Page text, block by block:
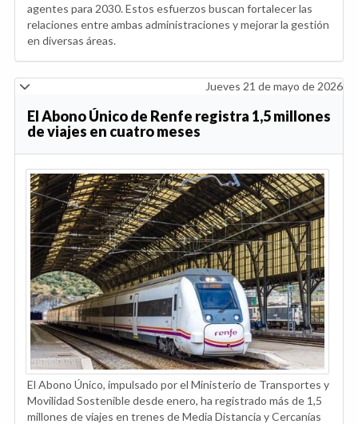
agentes para 2030. Estos esfuerzos buscan fortalecer las
relaciones entre ambas administraciones y mejorar la gestión
en diversas áreas.
Jueves 21 de mayo de 2026
El Abono Único de Renfe registra 1,5 millones
de viajes en cuatro meses
El Abono Único, impulsado por el Ministerio de Transportes y
Movilidad Sostenible desde enero, ha registrado más de 1,5
millones de viajes en trenes de Media Distancia y Cercanías